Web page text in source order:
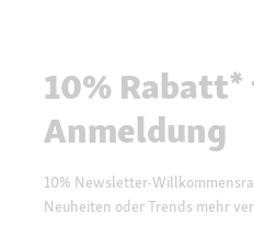
10%
Anmeldung
10% Newsletter-
Neuheiten oder Trends mehr